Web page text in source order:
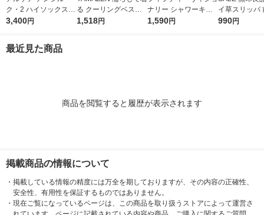
ク・2 ハイソックス
ブラックM 18473 1個
3,400円
る クーリングベスト
ファン付きウェア用イ
1,518円
ナリー シャワーキャ
ップ FVMC-001 1個
1,590円
イ草スリッパ
ＸＬ ２６．５
990円
最近見た商品
商品を閲覧すると履歴が表示されます
掲載商品の情報について
・ 掲載している情報の精度には万全を期しておりますが、その内容の正確性、
安全性、有用性を保証するものではありません。
・ 現在ご覧になっているページは、この商品を取り扱うストアによって運営さ